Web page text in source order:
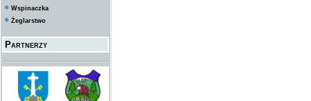
Wspinaczka
Żeglarstwo
Partnerzy